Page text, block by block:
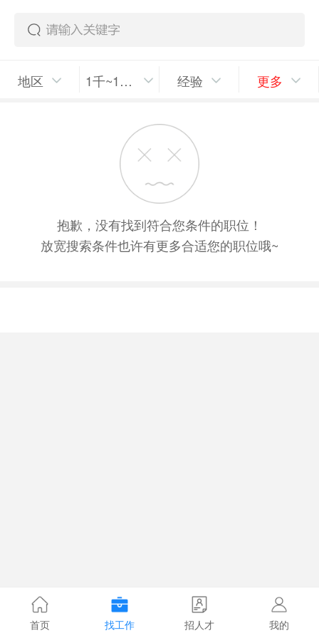
地区 1千~1千5/月 经验 更多
抱歉，没有找到符合您条件的职位！
放宽搜索条件也许有更多合适您的职位哦~
首页 找工作 招人才 我的